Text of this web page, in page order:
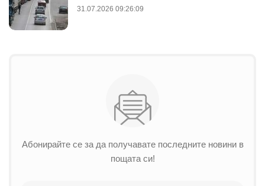
31.07.2026 09:26:09
Абонирайте се за да получавате последните новини в
пощата си!